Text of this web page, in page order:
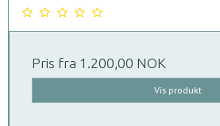
Pris fra 1.200,00 NOK
Vis produkt